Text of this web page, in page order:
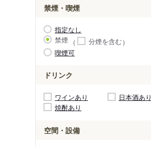
禁煙・喫煙
指定なし
禁煙
分煙を含む
喫煙可
ドリンク
ワインあり
日本酒あり
焼酎あり
空間・設備